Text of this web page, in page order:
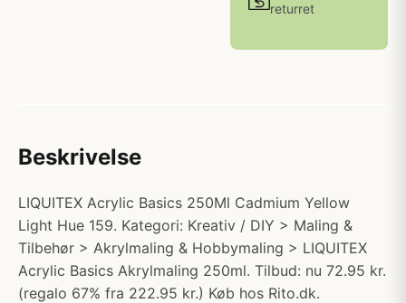
returret
Beskrivelse
LIQUITEX Acrylic Basics 250Ml Cadmium Yellow
Light Hue 159. Kategori: Kreativ / DIY > Maling &
Tilbehør > Akrylmaling & Hobbymaling > LIQUITEX
Acrylic Basics Akrylmaling 250ml. Tilbud: nu 72.95 kr.
(regalo 67% fra 222.95 kr.) Køb hos Rito.dk.